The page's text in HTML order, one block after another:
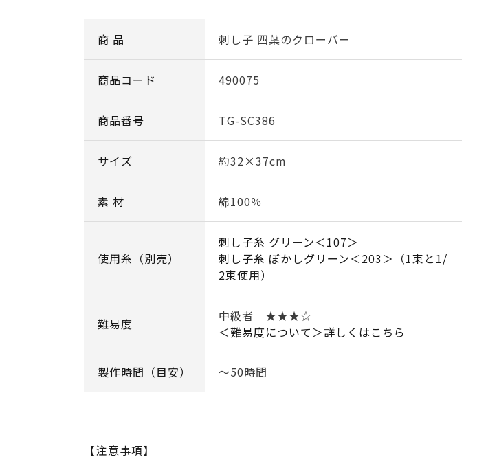
商 品 刺し子 四葉のクローバー
商品コード 490075
商品番号 TG-SC386
サイズ 約32×37cm
素 材 綿100％
使用糸（別売）
刺し子糸 グリーン＜107＞
刺し子糸 ぼかしグリーン＜203＞（1束と1/
2束使用）
難易度
中級者 ★★★☆
＜難易度について＞詳しくはこちら
製作時間（目安） ～50時間
【注意事項】